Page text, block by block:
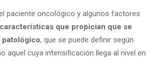
paciente oncológico y algunos factores
características que propician que se
patológico, que se puede definir según
aquel cuya intensificación llega al nivel en